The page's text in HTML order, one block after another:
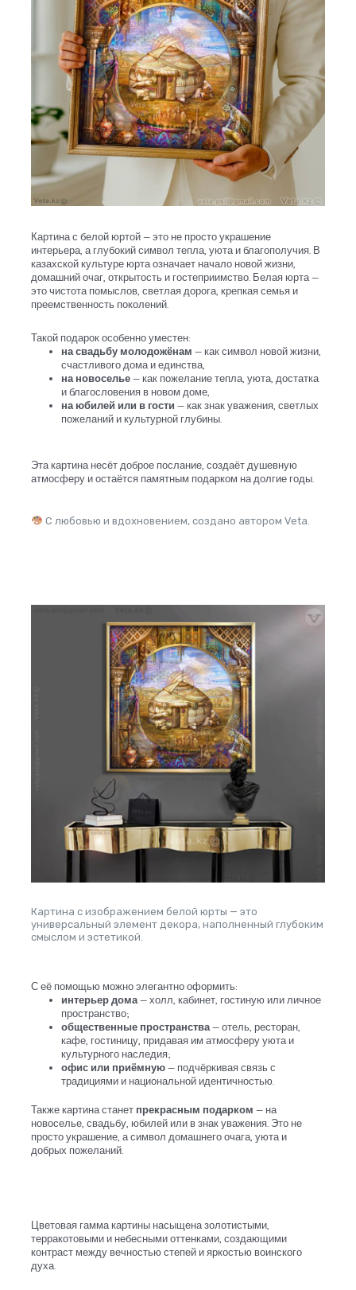
Картина с белой юртой — это не просто украшение
интерьера, а глубокий символ тепла, уюта и благополучия. В
казахской культуре юрта означает начало новой жизни,
домашний очаг, открытость и гостеприимство. Белая юрта —
это чистота помыслов, светлая дорога, крепкая семья и
преемственность поколений.
Такой подарок особенно уместен:
на свадьбу молодожёнам — как символ новой жизни,
счастливого дома и единства,
на новоселье — как пожелание тепла, уюта, достатка
и благословения в новом доме,
на юбилей или в гости — как знак уважения, светлых
пожеланий и культурной глубины.
Эта картина несёт доброе послание, создаёт душевную
атмосферу и остаётся памятным подарком на долгие годы.
С любовью и вдохновением, создано автором Veta.
Картина с изображением белой юрты — это
универсальный элемент декора, наполненный глубоким
смыслом и эстетикой.
С её помощью можно элегантно оформить:
интерьер дома— холл, кабинет, гостиную или личное
пространство;
общественные пространства— отель, ресторан,
кафе, гостиницу, придавая им атмосферу уюта и
культурного наследия;
офис или приёмную — подчёркивая связь с
традициями и национальной идентичностью.
Также картина станет прекрасным подарком — на
новоселье, свадьбу, юбилей или в знак уважения. Это не
просто украшение, а символ домашнего очага, уюта и
добрых пожеланий.
Цветовая гамма картины насыщена золотистыми,
терракотовыми и небесными оттенками, создающими
контраст между вечностью степей и яркостью воинского
духа.